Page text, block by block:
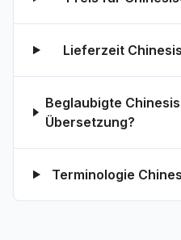
Lieferzeit
Beglaubigte
Übersetzung?
Terminologie